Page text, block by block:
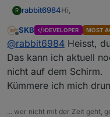
R rabbit6984Hi,
Super
installiert
Aber ich
Wie wird
Wie kann
Produktion
Offline
SKB DEVELOPER MOST
@rabbit6984 Heisst,
Das kann ich aktuell
nicht auf dem Schirm.
Kümmere ich mich
... wer nicht mit der Zeit geht,